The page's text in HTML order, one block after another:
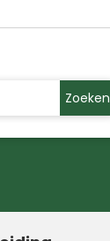
Zoeken